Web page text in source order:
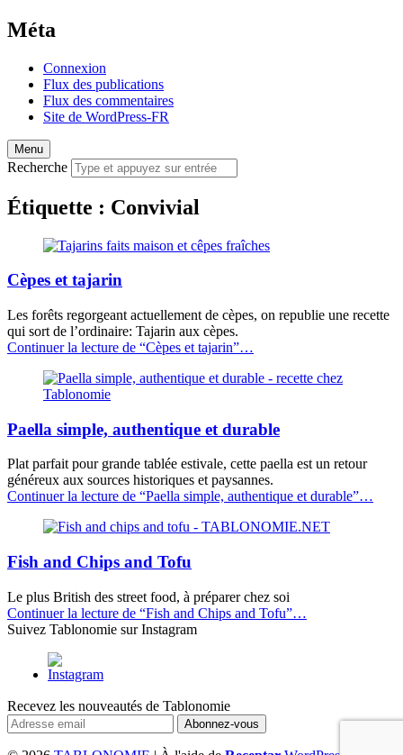
Méta
Connexion
Flux des publications
Flux des commentaires
Site de WordPress-FR
Menu
Recherche
Étiquette : Convivial
Cèpes et tajarin
Les forêts regorgeant actuellement de cèpes, on republie une recette
qui sort de l’ordinaire: Tajarin aux cèpes.
Continuer la lecture de “Cèpes et tajarin”…
Paella simple, authentique et durable
Plat parfait pour grande tablée estivale, cette paella est un retour
généreux aux sources historiques et paysannes.
Continuer la lecture de “Paella simple, authentique et durable”…
Fish and Chips and Tofu
Le plus British des street food, à préparer chez soi
Continuer la lecture de “Fish and Chips and Tofu”…
Suivez Tablonomie sur Instagram
Recevez les nouveautés de Tablonomie